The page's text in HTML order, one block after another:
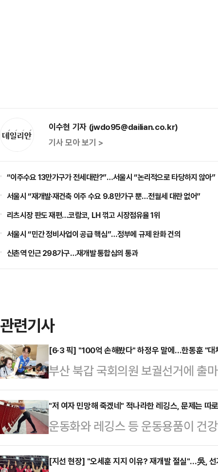
이수현 기자 (jwdo95@dailian.co.kr)
기사 모아 보기 >
“이주수요 13만가구가 전세대란?”…서울시 “논리적으로 타당하지 않아”
서울시 “재개발·재건축 이주 수요 9.8만가구 뿐…전월세 대란 없어”
리츠시장 판도 재편…코람코, LH 꺾고 시장점유율 1위
서울시 “민간 정비사업이 공급 핵심”…정부에 규제 완화 건의
신촌역 인근 298가구…재개발 통합심의 통과
관련기사
[6·3 픽] "100억 손해봤다" 하정우 말에…한동훈 "대
부산 북갑 국회의원 보궐선거에 출
우 더불어민주당 후보의 '100억원
후보가 도대체 경쟁사인 업스테이
의 보상을 받은 것이냐"고 따져 물
에 "하 후보는 오늘 자기가 업스테
원'(대단한 거액이라는 취지로 보
"저 여자 민망해 죽겠네" 적나라한 레깅스, 문제는 따
운동화와 레깅스 등 운동용품이 건
다.16일 관련업계에 따르면 영국
전문가인 니콜 딘은 최근 데일리메
[지선 현장] "오세훈 지지 이유? 재개발 절실"…吳,